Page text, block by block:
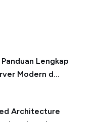
Lengkap
Modern d...
Architecture